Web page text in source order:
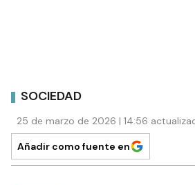
SOCIEDAD
25 de marzo de 2026 | 14:56
Añadir como fuente en